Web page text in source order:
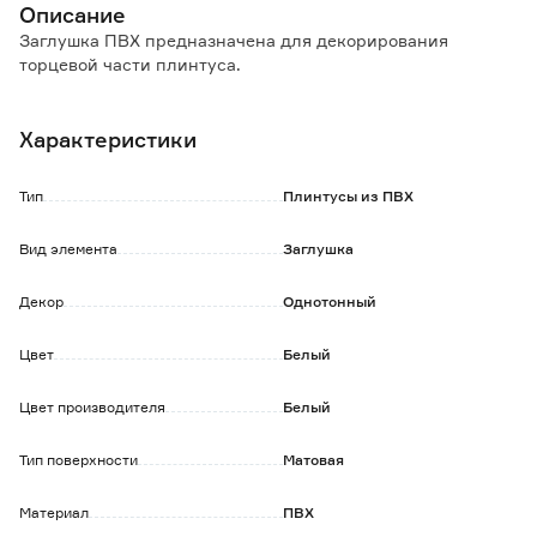
Описание
Заглушка ПВХ предназначена для декорирования
торцевой части плинтуса.
Характеристики
Тип Плинтусы из ПВХ
Вид элемента Заглушка
Декор Однотонный
Цвет Белый
Цвет производителя Белый
Тип поверхности Матовая
Материал ПВХ